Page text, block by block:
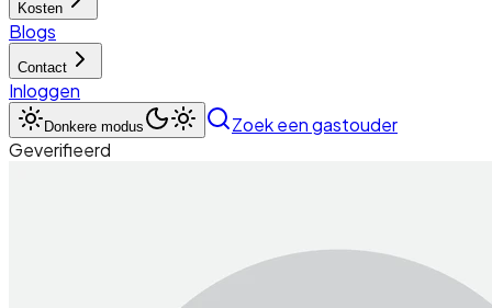
Kosten
Blogs
Contact
Inloggen
Donkere modus
Zoek een gastouder
Geverifieerd